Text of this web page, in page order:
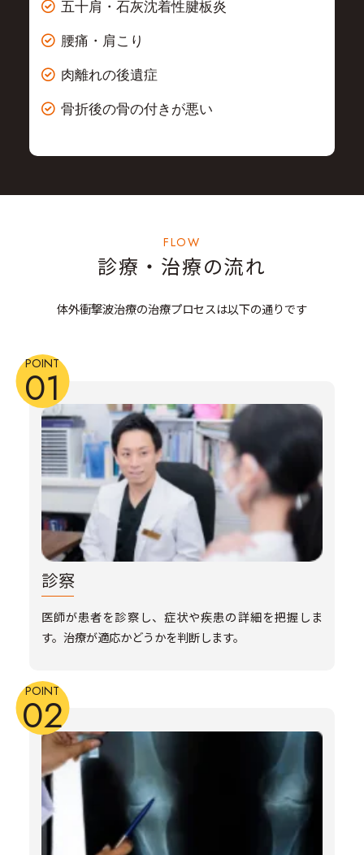
五十肩・石灰沈着性腱板炎
腰痛・肩こり
肉離れの後遺症
骨折後の骨の付きが悪い
FLOW
診療・治療の流れ
体外衝撃波治療の治療プロセスは以下の通りです
POINT
01
診察
医師が患者を診察し、症状や疾患の詳細を把握しま
す。治療が適応かどうかを判断します。
POINT
02